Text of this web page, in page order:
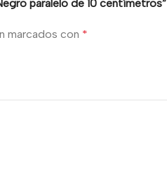
paralelo de 10 centímetros”
marcados con *